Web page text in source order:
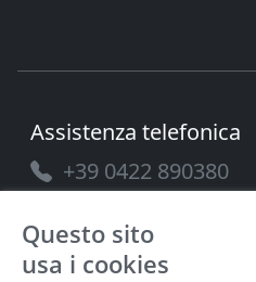
Assistenza telefonica
+39 0422 890380
Questo sito
usa i cookies